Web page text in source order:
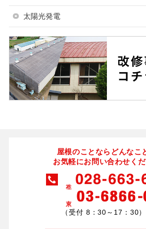
太陽光発電
屋根のことならどんなこ
お気軽にお問い合わせくだ
（受付 8：30～17：30）